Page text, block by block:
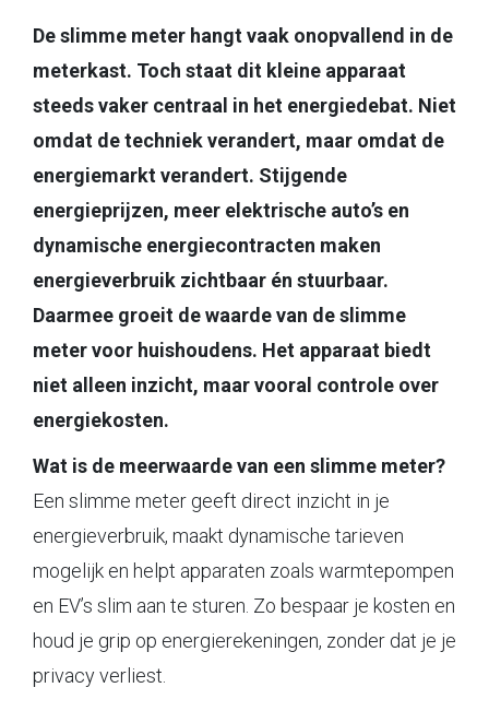
De slimme meter hangt vaak onopvallend in de
meterkast. Toch staat dit kleine apparaat
steeds vaker centraal in het energiedebat. Niet
omdat de techniek verandert, maar omdat de
energiemarkt verandert. Stijgende
energieprijzen, meer elektrische auto’s en
dynamische energiecontracten maken
energieverbruik zichtbaar én stuurbaar.
Daarmee groeit de waarde van de slimme
meter voor huishoudens. Het apparaat biedt
niet alleen inzicht, maar vooral controle over
energiekosten.
Wat is de meerwaarde van een slimme meter?
Een slimme meter geeft direct inzicht in je
energieverbruik, maakt dynamische tarieven
mogelijk en helpt apparaten zoals warmtepompen
en EV’s slim aan te sturen. Zo bespaar je kosten en
houd je grip op energierekeningen, zonder dat je je
privacy verliest.